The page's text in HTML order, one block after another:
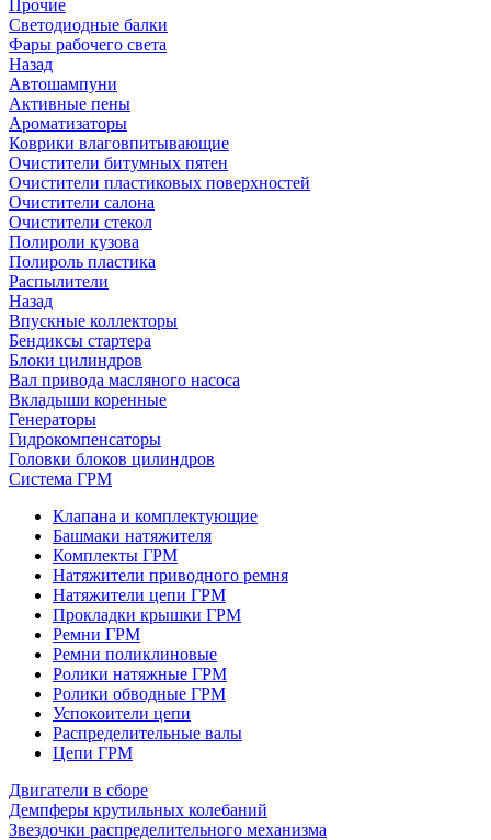
Прочие
Светодиодные балки
Фары рабочего света
Назад
Автошампуни
Активные пены
Ароматизаторы
Коврики влаговпитывающие
Очистители битумных пятен
Очистители пластиковых поверхностей
Очистители салона
Очистители стекол
Полироли кузова
Полироль пластика
Распылители
Назад
Впускные коллекторы
Бендиксы стартера
Блоки цилиндров
Вал привода масляного насоса
Вкладыши коренные
Генераторы
Гидрокомпенсаторы
Головки блоков цилиндров
Система ГРМ
Клапана и комплектующие
Башмаки натяжителя
Комплекты ГРМ
Натяжители приводного ремня
Натяжители цепи ГРМ
Прокладки крышки ГРМ
Ремни ГРМ
Ремни поликлиновые
Ролики натяжные ГРМ
Ролики обводные ГРМ
Успокоители цепи
Распределительные валы
Цепи ГРМ
Двигатели в сборе
Демпферы крутильных колебаний
Звездочки распределительного механизма